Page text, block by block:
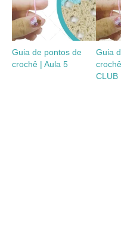
Guia de pontos de
crochê | Aula 5
Guia
CLUB